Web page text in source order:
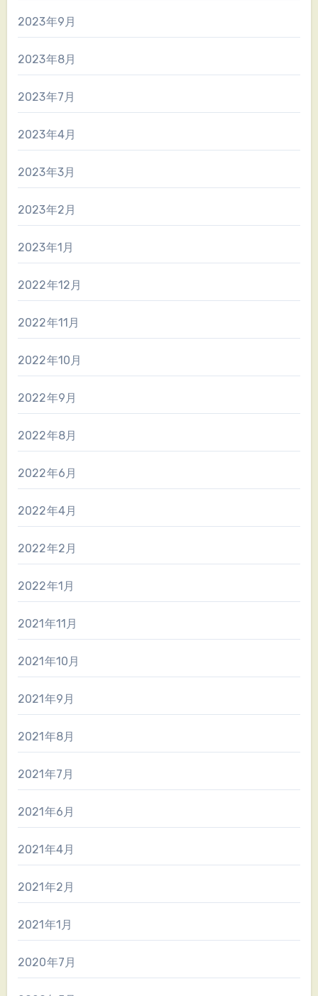
2023年9月
2023年8月
2023年7月
2023年4月
2023年3月
2023年2月
2023年1月
2022年12月
2022年11月
2022年10月
2022年9月
2022年8月
2022年6月
2022年4月
2022年2月
2022年1月
2021年11月
2021年10月
2021年9月
2021年8月
2021年7月
2021年6月
2021年4月
2021年2月
2021年1月
2020年7月